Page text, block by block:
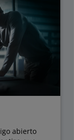
abierto